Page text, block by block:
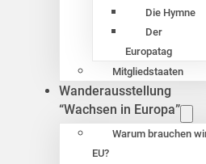
Die Hymne
Der
Europatag
Mitgliedstaaten
Wanderausstellung
“Wachsen in Europa”
Warum brauchen
EU?